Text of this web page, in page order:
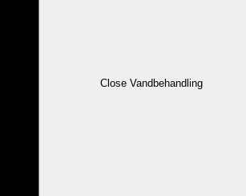
Close Vandbehandling